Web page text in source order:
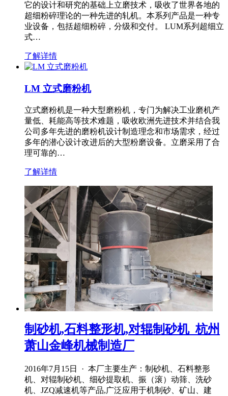
它的设计和研究的基础上立磨技术，吸收了世界各地的
超细粉碎理论的一种先进的轧机。本系列产品是一种专
业设备，包括超细粉碎，分级和交付。 LUM系列超细立
式…
了解详情
LM 立式磨粉机
立式磨粉机是一种大型磨粉机，专门为解决工业磨机产
量低、耗能高等技术难题，吸收欧洲先进技术并结合我
公司多年先进的磨粉机设计制造理念和市场需求，经过
多年的潜心设计改进后的大型粉磨设备。立磨采用了合
理可靠的…
了解详情
制砂机,石料整形机,对辊制砂机_杭州
萧山金峰机械制造厂
2016年7月15日 · 本厂主要生产：制砂机、石料整形
机、对辊制砂机、细砂提取机、振（滚）动筛、洗砂
机、JZQ减速机等产品,广泛应用于机制砂、矿山、建